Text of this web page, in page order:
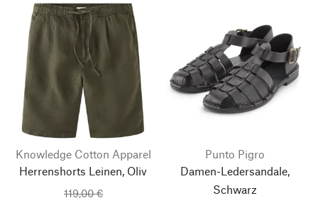
Knowledge Cotton Apparel
Herrenshorts Leinen, Oliv
119,00 €
Punto Pigro
Damen-Ledersandale,
Schwarz